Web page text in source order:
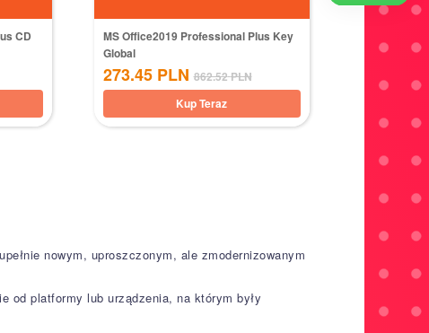
CD
MS Office2019 Professional Plus Key
Global
273.45 PLN 862.52PLN
Kup Teraz
nowym, uproszczonym, ale zmodernizowanym
od platformy lub urządzenia, na którym były